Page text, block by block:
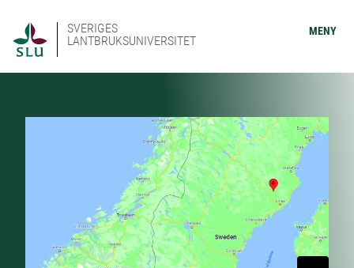
SVERIGES
LANTBRUKSUNIVERSITET
MENY